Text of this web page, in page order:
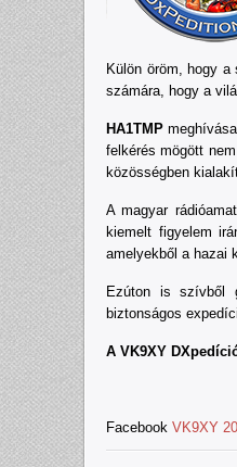
Külön öröm, hogy
számára, hogy a
HA1TMP
felkérés mögött
közösségben
A magyar
kiemelt figyelem
amelyekből a hazai
Ezúton is szívből
biztonságos
A VK9XY
Facebook VK9XY